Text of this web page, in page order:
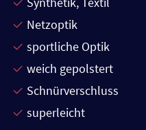
Netzoptik
sportliche Optik
weich gepolstert
Schnürverschluss
superleicht